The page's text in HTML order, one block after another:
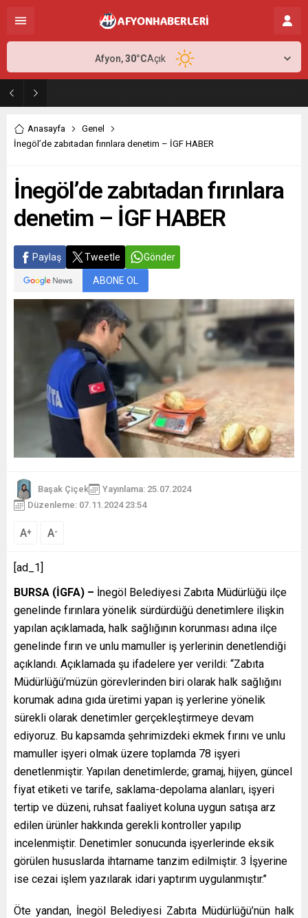
Afyon,30°CAçık
Anasayfa
Genel
İnegöl’de zabıtadan fırınlara denetim – İGF HABER
İnegöl’de zabıtadan fırınlara
denetim – İGF HABER
Paylaş Tweetle Gönder
ABONE OL
Başak Çiçek
Yayınlama: 25.07.2024
Düzenleme: 07.11.2024 23:54
A+ A-
[ad_1]
BURSA (İGFA) – İnegöl Belediyesi Zabıta Müdürlüğü ilçe
genelinde fırınlara yönelik sürdürdüğü denetimlere ilişkin
yapılan açıklamada, halk sağlığının korunması adına ilçe
genelinde fırın ve unlu mamuller iş yerlerinin denetlendiği
açıklandı. Açıklamada şu ifadelere yer verildi: “Zabıta
Müdürlüğü’müzün görevlerinden biri olarak halk sağlığını
korumak adına gıda üretimi yapan iş yerlerine yönelik
sürekli olarak denetimler gerçekleştirmeye devam
ediyoruz. Bu kapsamda şehrimizdeki ekmek fırını ve unlu
mamuller işyeri olmak üzere toplamda 78 işyeri
denetlenmiştir. Yapılan denetimlerde; gramaj, hijyen, güncel
fiyat etiketi ve tarife, saklama-depolama alanları, işyeri
tertip ve düzeni, ruhsat faaliyet koluna uygun satışa arz
edilen ürünler hakkında gerekli kontroller yapılıp
incelenmiştir. Denetimler sonucunda işyerlerinde eksik
görülen hususlarda ihtarname tanzim edilmiştir. 3 İşyerine
ise cezai işlem yazılarak idari yaptırım uygulanmıştır.’’
Öte yandan, İnegöl Belediyesi Zabıta Müdürlüğü’nün halk